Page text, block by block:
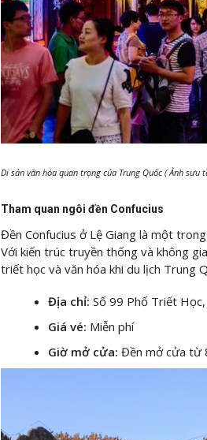
Di sản văn hóa quan trọng của Trung Quốc ( Ảnh sưu
Tham quan ngôi đền Confucius
Đền Confucius ở Lệ Giang là một
Với kiến trúc truyền thống và không
triết học và văn hóa khi du lịch Trung
Địa chỉ: Số 99 Phố Triết
Giá vé: Miễn phí
Giờ mở cửa: Đền mở cửa từ